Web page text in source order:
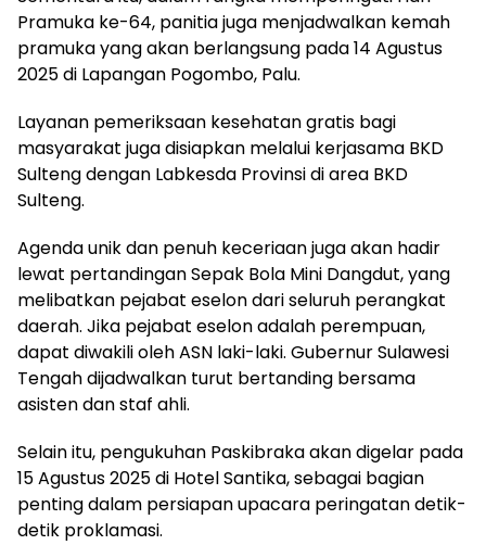
Pramuka ke-64, panitia juga menjadwalkan kemah
pramuka yang akan berlangsung pada 14 Agustus
2025 di Lapangan Pogombo, Palu.
Layanan pemeriksaan kesehatan gratis bagi
masyarakat juga disiapkan melalui kerjasama BKD
Sulteng dengan Labkesda Provinsi di area BKD
Sulteng.
Agenda unik dan penuh keceriaan juga akan hadir
lewat pertandingan Sepak Bola Mini Dangdut, yang
melibatkan pejabat eselon dari seluruh perangkat
daerah. Jika pejabat eselon adalah perempuan,
dapat diwakili oleh ASN laki-laki. Gubernur Sulawesi
Tengah dijadwalkan turut bertanding bersama
asisten dan staf ahli.
Selain itu, pengukuhan Paskibraka akan digelar pada
15 Agustus 2025 di Hotel Santika, sebagai bagian
penting dalam persiapan upacara peringatan detik-
detik proklamasi.